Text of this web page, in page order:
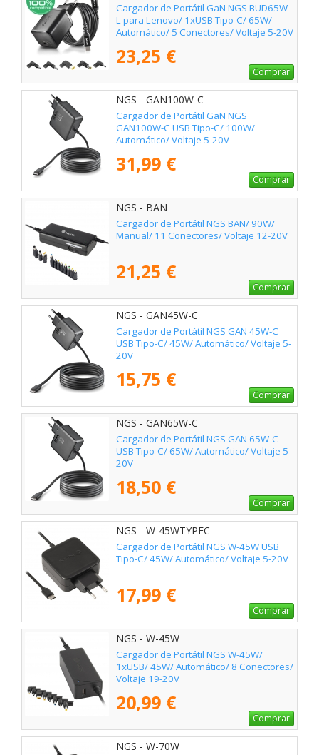
Cargador de Portátil GaN NGS BUD65W-
L para Lenovo/ 1xUSB Tipo-C/ 65W/
Automático/ 5 Conectores/ Voltaje 5-20V
23,25 €
Comprar
NGS - GAN100W-C
Cargador de Portátil GaN NGS
GAN100W-C USB Tipo-C/ 100W/
Automático/ Voltaje 5-20V
31,99 €
Comprar
NGS - BAN
Cargador de Portátil NGS BAN/ 90W/
Manual/ 11 Conectores/ Voltaje 12-20V
21,25 €
Comprar
NGS - GAN45W-C
Cargador de Portátil NGS GAN 45W-C
USB Tipo-C/ 45W/ Automático/ Voltaje 5-
20V
15,75 €
Comprar
NGS - GAN65W-C
Cargador de Portátil NGS GAN 65W-C
USB Tipo-C/ 65W/ Automático/ Voltaje 5-
20V
18,50 €
Comprar
NGS - W-45WTYPEC
Cargador de Portátil NGS W-45W USB
Tipo-C/ 45W/ Automático/ Voltaje 5-20V
17,99 €
Comprar
NGS - W-45W
Cargador de Portátil NGS W-45W/
1xUSB/ 45W/ Automático/ 8 Conectores/
Voltaje 19-20V
20,99 €
Comprar
NGS - W-70W